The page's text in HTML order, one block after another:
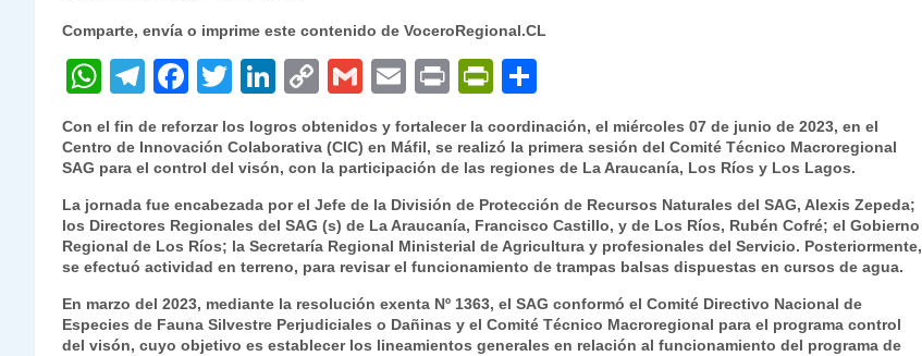
Comparte, envía o imprime este contenido de VoceroRegional.CL
W
h
at
s
A
p
p
T
el
e
gr
a
m
F
c
e
b
o
o
k
T
w
itt
er
Li
k
e
dI
n
C
o
p
y
Li
n
k
G
ai
l
E
m
ai
l
P
ri
nt
P
nt
Fr
ie
n
dl
y
m
p
ar
tir
Con el fin de reforzar los logros obtenidos y fortalecer la coordinación, el miércoles 07 de junio de 2023, en el
Centro de Innovación Colaborativa (CIC) en Máfil, se realizó la primera sesión del Comité Técnico Macroregional
SAG para el control del visón, con la participación de las regiones de La Araucanía, Los Ríos y Los Lagos.
La jornada fue encabezada por el Jefe de la División de Protección de Recursos Naturales del SAG, Alexis Zepeda;
los Directores Regionales del SAG (s) de La Araucanía, Francisco Castillo, y de Los Ríos, Rubén Cofré; el Gobierno
Regional de Los Ríos; la Secretaría Regional Ministerial de Agricultura y profesionales del Servicio. Posteriormente,
se efectuó actividad en terreno, para revisar el funcionamiento de trampas balsas dispuestas en cursos de agua.
En marzo del 2023, mediante la resolución exenta Nº 1363, el SAG conformó el Comité Directivo Nacional de
Especies de Fauna Silvestre Perjudiciales o Dañinas y el Comité Técnico Macroregional para el programa control
del visón, cuyo objetivo es establecer los lineamientos generales en relación al funcionamiento del programa de